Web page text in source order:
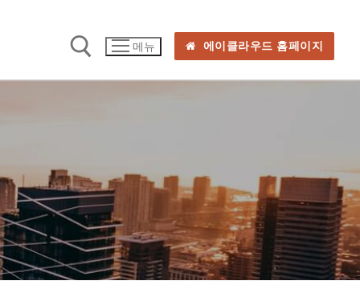
메뉴 에이클라우드 홈페이지